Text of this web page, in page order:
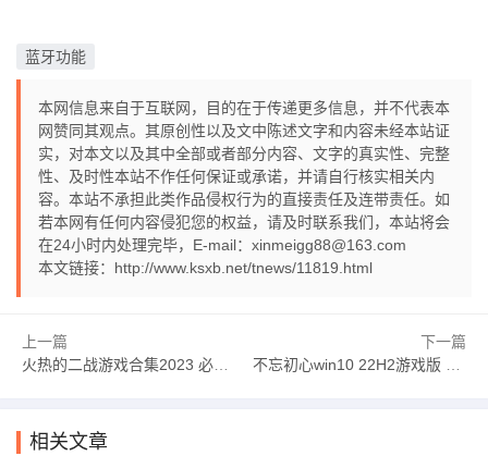
蓝牙功能
本网信息来自于互联网，目的在于传递更多信息，并不代表本
网赞同其观点。其原创性以及文中陈述文字和内容未经本站证
实，对本文以及其中全部或者部分内容、文字的真实性、完整
性、及时性本站不作任何保证或承诺，并请自行核实相关内
容。本站不承担此类作品侵权行为的直接责任及连带责任。如
若本网有任何内容侵犯您的权益，请及时联系我们，本站将会
在24小时内处理完毕，E-mail：xinmeigg88@163.com
本文链接： http://www.ksxb.net/tnews/11819.html
上一篇
火热的二战游戏合集2023 必玩的5款二战游戏推荐二战游戏手机游戏「火热的二战游戏合集2023 必玩的5款二战游戏推荐」
下一篇
不忘初心win10 22H2游戏版 19045.5131 x64无更新版windows10手机版「不忘初心win10 22H2游戏版 19045.5131 x64无更新版」
相关文章